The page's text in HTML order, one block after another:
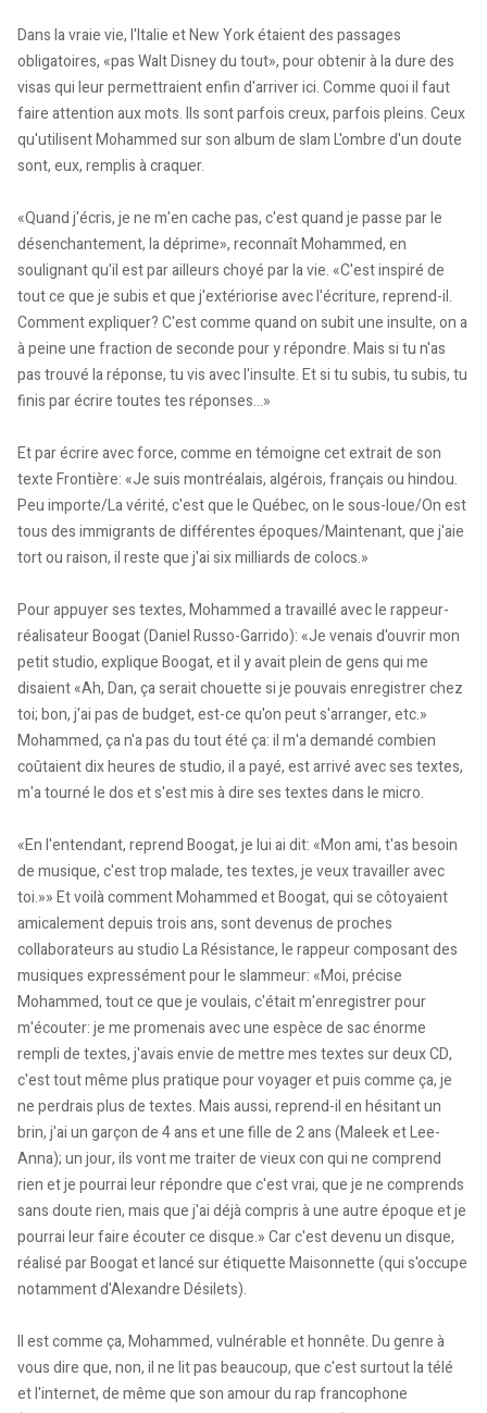
Dans la vraie vie, l'Italie et New York étaient des passages
obligatoires, «pas Walt Disney du tout», pour obtenir à la dure des
visas qui leur permettraient enfin d'arriver ici. Comme quoi il faut
faire attention aux mots. Ils sont parfois creux, parfois pleins. Ceux
qu'utilisent Mohammed sur son album de slam L'ombre d'un doute
sont, eux, remplis à craquer.
«Quand j'écris, je ne m'en cache pas, c'est quand je passe par le
désenchantement, la déprime», reconnaît Mohammed, en
soulignant qu'il est par ailleurs choyé par la vie. «C'est inspiré de
tout ce que je subis et que j'extériorise avec l'écriture, reprend-il.
Comment expliquer? C'est comme quand on subit une insulte, on a
à peine une fraction de seconde pour y répondre. Mais si tu n'as
pas trouvé la réponse, tu vis avec l'insulte. Et si tu subis, tu subis, tu
finis par écrire toutes tes réponses...»
Et par écrire avec force, comme en témoigne cet extrait de son
texte Frontière: «Je suis montréalais, algérois, français ou hindou.
Peu importe/La vérité, c'est que le Québec, on le sous-loue/On est
tous des immigrants de différentes époques/Maintenant, que j'aie
tort ou raison, il reste que j'ai six milliards de colocs.»
Pour appuyer ses textes, Mohammed a travaillé avec le rappeur-
réalisateur Boogat (Daniel Russo-Garrido): «Je venais d'ouvrir mon
petit studio, explique Boogat, et il y avait plein de gens qui me
disaient «Ah, Dan, ça serait chouette si je pouvais enregistrer chez
toi; bon, j'ai pas de budget, est-ce qu'on peut s'arranger, etc.»
Mohammed, ça n'a pas du tout été ça: il m'a demandé combien
coûtaient dix heures de studio, il a payé, est arrivé avec ses textes,
m'a tourné le dos et s'est mis à dire ses textes dans le micro.
«En l'entendant, reprend Boogat, je lui ai dit: «Mon ami, t'as besoin
de musique, c'est trop malade, tes textes, je veux travailler avec
toi.»» Et voilà comment Mohammed et Boogat, qui se côtoyaient
amicalement depuis trois ans, sont devenus de proches
collaborateurs au studio La Résistance, le rappeur composant des
musiques expressément pour le slammeur: «Moi, précise
Mohammed, tout ce que je voulais, c'était m'enregistrer pour
m'écouter: je me promenais avec une espèce de sac énorme
rempli de textes, j'avais envie de mettre mes textes sur deux CD,
c'est tout même plus pratique pour voyager et puis comme ça, je
ne perdrais plus de textes. Mais aussi, reprend-il en hésitant un
brin, j'ai un garçon de 4 ans et une fille de 2 ans (Maleek et Lee-
Anna); un jour, ils vont me traiter de vieux con qui ne comprend
rien et je pourrai leur répondre que c'est vrai, que je ne comprends
sans doute rien, mais que j'ai déjà compris à une autre époque et je
pourrai leur faire écouter ce disque.» Car c'est devenu un disque,
réalisé par Boogat et lancé sur étiquette Maisonnette (qui s'occupe
notamment d'Alexandre Désilets).
Il est comme ça, Mohammed, vulnérable et honnête. Du genre à
vous dire que, non, il ne lit pas beaucoup, que c'est surtout la télé
et l'internet, de même que son amour du rap francophone